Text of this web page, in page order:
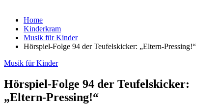
Home
Kinderkram
Musik für Kinder
Hörspiel-Folge 94 der Teufelskicker: „Eltern-Pressing!“
Musik für Kinder
Hörspiel-Folge 94 der Teufelskicker:
„Eltern-Pressing!“